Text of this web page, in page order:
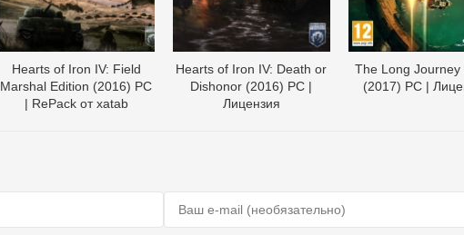
Hearts of Iron IV: Field
Marshal Edition (2016) PC
| RePack от xatab
Hearts of Iron IV: Death or
Dishonor (2016) PC |
Лицензия
The Long Journey
(2017) PC |